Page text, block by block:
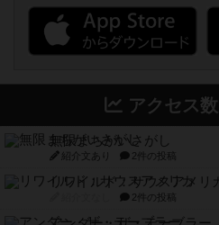
アクセス
無限まちがいさがし
紹介文あり 2件の投稿
リワイルド：サウスアメリ
2件の投稿